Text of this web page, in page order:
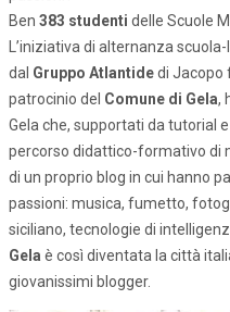
Ben 383 studenti delle Scuole
L’iniziativa di alternanza scuola-
dal Gruppo Atlantidedi Jacopo
patrocinio del Comune di Gela,
Gela che, supportati da tutorial
percorso didattico-formativo di
di un proprio blog in cui hanno
passioni: musica, fumetto,
siciliano, tecnologie di
Gela è così diventata la città
giovanissimi blogger.